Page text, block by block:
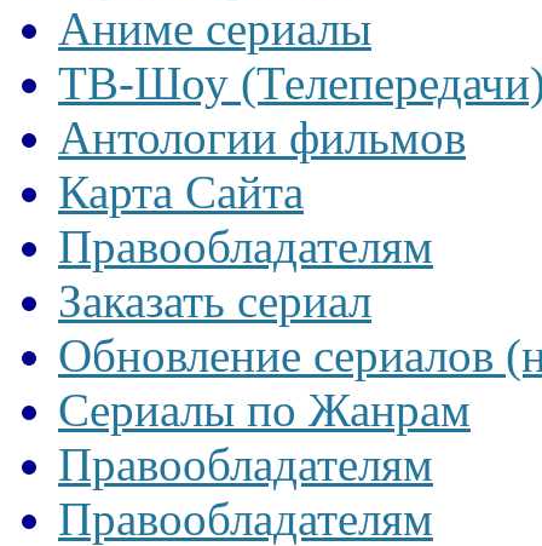
Аниме сериалы
ТВ-Шоу
Антологии фильмов
Карта Сайта
Правообладателям
Заказать сериал
Обновление сериалов
Сериалы по Жанрам
Правообладателям
Правообладателям